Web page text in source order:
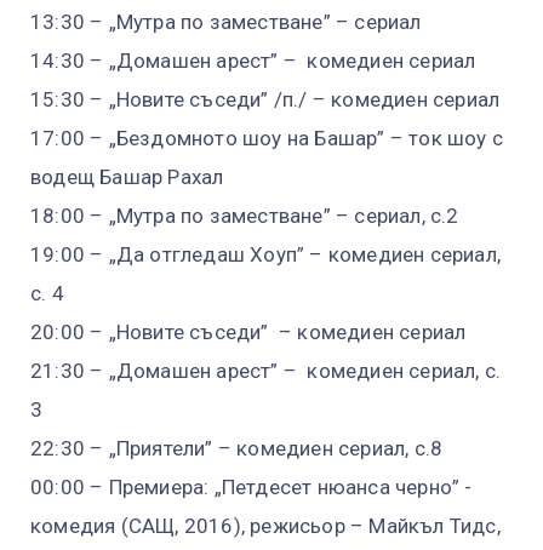
13:30 – „Мутра по заместване” – сериал
14:30 – „Домашен арест” – комедиен сериал
15:30 – „Новите съседи” /п./ – комедиен сериал
17:00 – „Бездомното шоу на Башар” – ток шоу с
водещ Башар Рахал
18:00 – „Мутра по заместване” – сериал, с.2
19:00 – „Да отгледаш Хоуп” – комедиен сериал,
с. 4
20:00 – „Новите съседи” – комедиен сериал
21:30 – „Домашен арест” – комедиен сериал, с.
3
22:30 – „Приятели” – комедиен сериал, с.8
00:00 – Премиера: „Петдесет нюанса черно” -
комедия (САЩ, 2016), режисьор – Майкъл Тидс,